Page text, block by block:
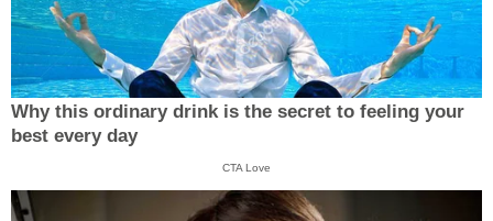
Why this ordinary drink is the secret to feeling your
best every day
CTA Love